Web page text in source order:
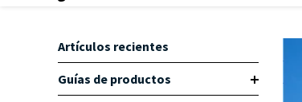
Artículos recientes
Guías de productos